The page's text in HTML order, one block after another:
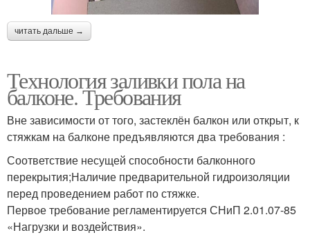
читать дальше →
Технология заливки пола на
балконе. Требования
Вне зависимости от того, застеклён балкон или открыт, к
стяжкам на балконе предъявляются два требования :
Соответствие несущей способности балконного
перекрытия;Наличие предварительной гидроизоляции
перед проведением работ по стяжке.
Первое требование регламентируется СНиП 2.01.07-85
«Нагрузки и воздействия».